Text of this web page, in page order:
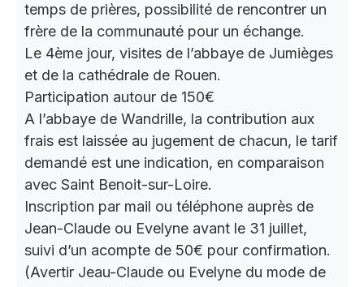
temps de prières, possibilité de rencontrer un
frère de la communauté pour un échange.
Le 4ème jour, visites de l’abbaye de Jumièges
et de la cathédrale de Rouen.
Participation autour de 150€
A l’abbaye de Wandrille, la contribution aux
frais est laissée au jugement de chacun, le tarif
demandé est une indication, en comparaison
avec Saint Benoit-sur-Loire.
Inscription par mail ou téléphone auprès de
Jean-Claude ou Evelyne avant le 31 juillet,
suivi d’un acompte de 50€ pour confirmation.
(Avertir Jeau-Claude ou Evelyne du mode de